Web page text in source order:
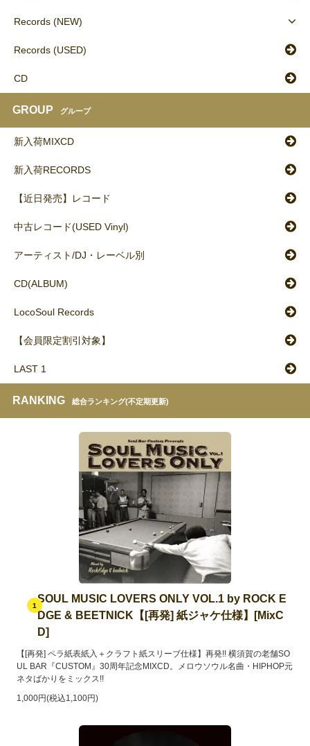
Records (NEW)
Records (USED)
CD
GROUP グループ
新入荷MIXCD
新入荷RECORDS
【近日発売】レコード
中古レコード(USED Vinyl)
アーティスト/DJ・レーベル別
CD(ALBUM)
LocoSoul Records
【会員限定割引対象】
LAST 1
RANKING 総合ランキング(不定期更新)
1
SOUL MUSIC LOVERS ONLY VOL.1 by ROCK E
DGE & BEETNICK【[再発] 紙ジャケ仕様】[MixC
D]
【[再発] ペラ紙表紙入＋クラフト紙スリーブ仕様】再発!! 横須賀の老舗SO
UL BAR『CUSTOM』30周年記念MIXCD。メロウソウル名曲・HIPHOP元
ネタばかりをミックス!!
1,000円(税込1,100円)